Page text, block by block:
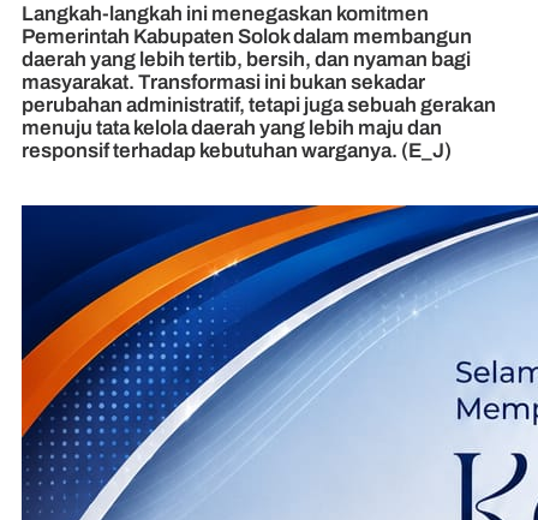
Langkah-langkah ini menegaskan komitmen
Pemerintah Kabupaten Solok dalam membangun
daerah yang lebih tertib, bersih, dan nyaman bagi
masyarakat. Transformasi ini bukan sekadar
perubahan administratif, tetapi juga sebuah gerakan
menuju tata kelola daerah yang lebih maju dan
responsif terhadap kebutuhan warganya. (E_J)